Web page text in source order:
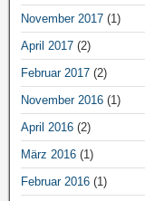
November 2017 (1)
April 2017 (2)
Februar 2017 (2)
November 2016 (1)
April 2016 (2)
März 2016 (1)
Februar 2016 (1)